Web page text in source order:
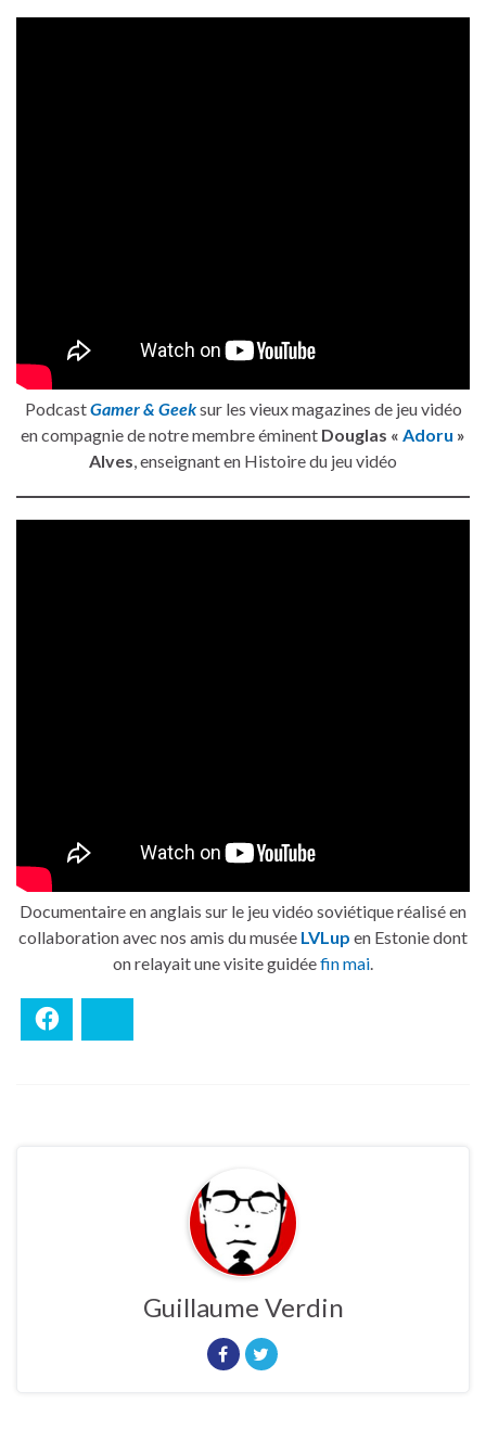
PodcastGamer & Geeksur les vieux magazines de jeu vidéo
en compagnie de notre membre éminent Douglas « Adoru »
Alves, enseignant en Histoire du jeu vidéo
Documentaire en anglais sur le jeu vidéo soviétique réalisé en
collaboration avec nos amis du musée LVLup en Estonie dont
on relayait une visite guidéefin mai.
Guillaume Verdin